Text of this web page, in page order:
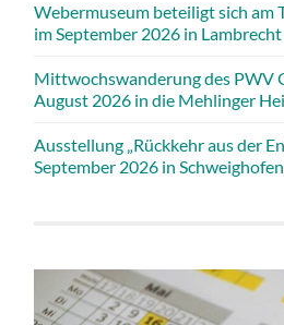
Webermuseum beteiligt sich am
im September 2026 in Lambrecht
Mittwochswanderung des PWV
August 2026 in die Mehlinger
Ausstellung „Rückkehr aus der
September 2026 in Schweighofen